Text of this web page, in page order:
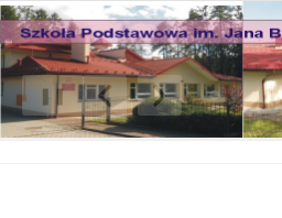
Poprzedni Element
Następny Element
❚❚